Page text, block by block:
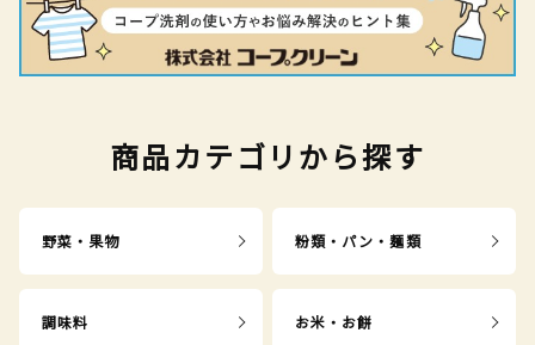
商品カテゴリから探す
野菜・果物 粉類・パン・麺類
調味料 お米・お餅